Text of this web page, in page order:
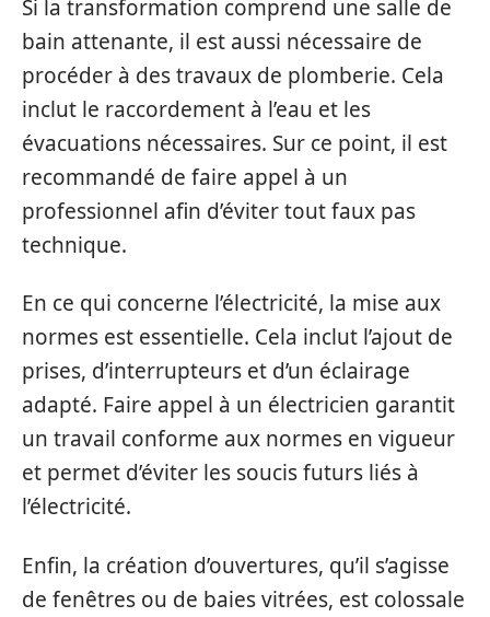
Si la transformation comprend une salle de
bain attenante, il est aussi nécessaire de
procéder à des travaux de plomberie. Cela
inclut le raccordement à l’eau et les
évacuations nécessaires. Sur ce point, il est
recommandé de faire appel à un
professionnel afin d’éviter tout faux pas
technique.
En ce qui concerne l’électricité, la mise aux
normes est essentielle. Cela inclut l’ajout de
prises, d’interrupteurs et d’un éclairage
adapté. Faire appel à un électricien garantit
un travail conforme aux normes en vigueur
et permet d’éviter les soucis futurs liés à
l’électricité.
Enfin, la création d’ouvertures, qu’il s’agisse
de fenêtres ou de baies vitrées, est colossale